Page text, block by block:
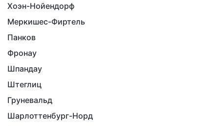
Хоэн-Нойендорф
Меркишес-Фиртель
Панков
Фронау
Шпандау
Штеглиц
Груневальд
Шарлоттенбург-Норд